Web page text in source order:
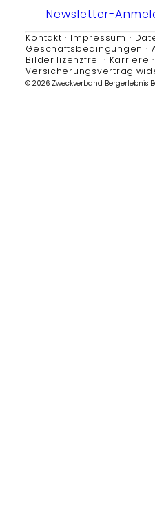
Newsletter-
Kontakt Impressum
Geschäftsbedingungen
Bilder lizenzfrei
Karriere
Versicherungsvertrag
© 2026 Zweckverband Bergerlebnis